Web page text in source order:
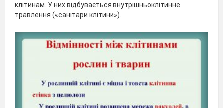
клітинам. У них відбувається внутрішньоклітинне
травлення («санітари клітини»).